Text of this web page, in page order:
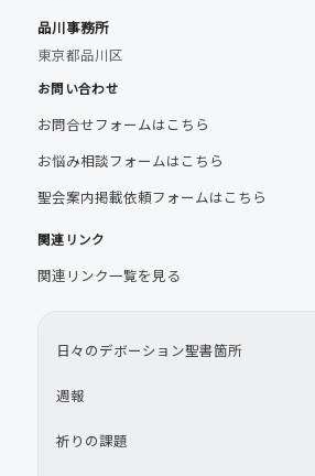
品川事務所
東京都品川区
お問い合わせ
お問合せフォームはこちら
お悩み相談フォームはこちら
聖会案内掲載依頼フォームはこちら
関連リンク
関連リンク一覧を見る
日々のデボーション聖書箇所
週報
祈りの課題